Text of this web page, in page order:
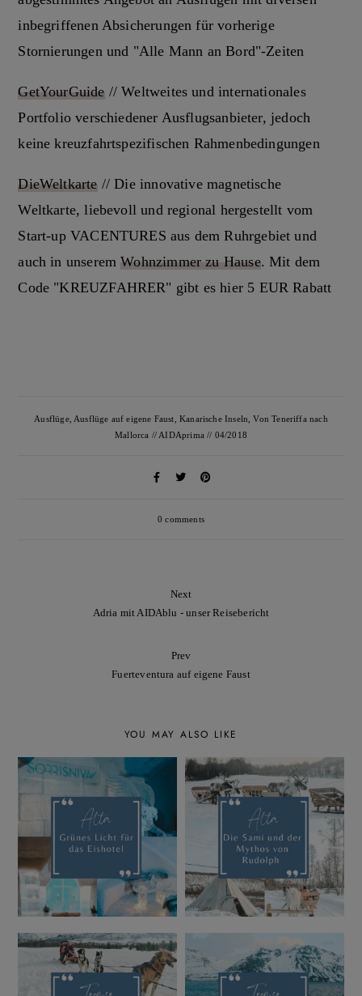
inbegriffenen Absicherungen für vorherige
Stornierungen und "Alle Mann an Bord"-Zeiten
GetYourGuide // Weltweites und internationales
Portfolio verschiedener Ausflugsanbieter, jedoch
keine kreuzfahrtspezifischen Rahmenbedingungen
DieWeltkarte // Die innovative magnetische
Weltkarte, liebevoll und regional hergestellt vom
Start-up VACENTURES aus dem Ruhrgebiet und
auch in unseremWohnzimmer zu Hause. Mit dem
Code "KREUZFAHRER" gibt es hier 5 EUR Rabatt
Ausflüge, Ausflüge auf eigene Faust ,Kanarische Inseln ,Von Teneriffa nach
Mallorca // AIDAprima // 04/2018
0 comments
Next
Adria mit AIDAblu - unser Reisebericht
Prev
Fuerteventura auf eigene Faust
YOU MAY ALSO LIKE